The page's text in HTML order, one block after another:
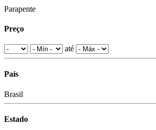
Parapente
Preço
até
País
Brasil
Estado